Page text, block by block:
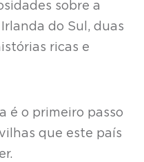
sobre a
do Sul, duas
ricas e
é o primeiro passo
que este país